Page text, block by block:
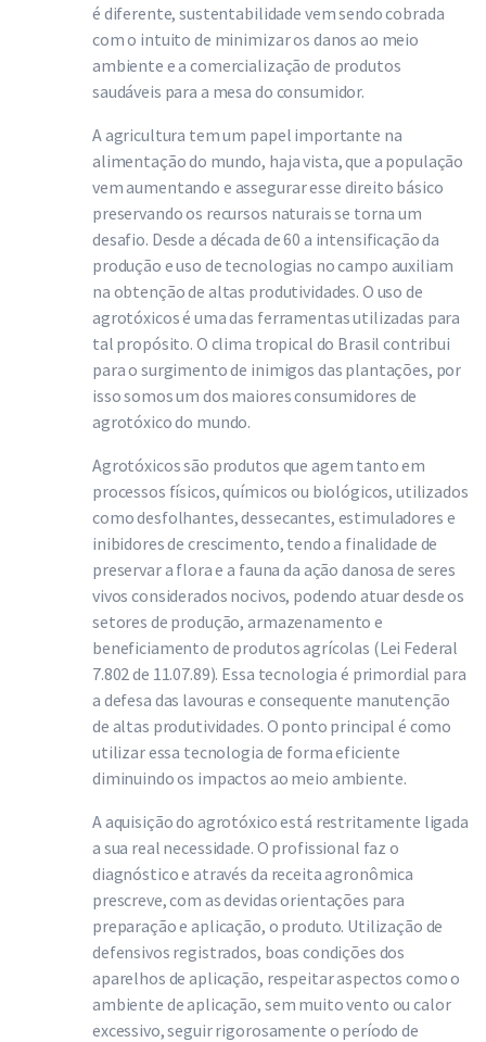
é diferente, sustentabilidade vem sendo cobrada
com o intuito de minimizar os danos ao meio
ambiente e a comercialização de produtos
saudáveis para a mesa do consumidor.
A agricultura tem um papel importante na
alimentação do mundo, haja vista, que a população
vem aumentando e assegurar esse direito básico
preservando os recursos naturais se torna um
desafio. Desde a década de 60 a intensificação da
produção e uso de tecnologias no campo auxiliam
na obtenção de altas produtividades. O uso de
agrotóxicos é uma das ferramentas utilizadas para
tal propósito. O clima tropical do Brasil contribui
para o surgimento de inimigos das plantações, por
isso somos um dos maiores consumidores de
agrotóxico do mundo.
Agrotóxicos são produtos que agem tanto em
processos físicos, químicos ou biológicos, utilizados
como desfolhantes, dessecantes, estimuladores e
inibidores de crescimento, tendo a finalidade de
preservar a flora e a fauna da ação danosa de seres
vivos considerados nocivos, podendo atuar desde os
setores de produção, armazenamento e
beneficiamento de produtos agrícolas (Lei Federal
7.802 de 11.07.89). Essa tecnologia é primordial para
a defesa das lavouras e consequente manutenção
de altas produtividades. O ponto principal é como
utilizar essa tecnologia de forma eficiente
diminuindo os impactos ao meio ambiente.
A aquisição do agrotóxico está restritamente ligada
a sua real necessidade. O profissional faz o
diagnóstico e através da receita agronômica
prescreve, com as devidas orientações para
preparação e aplicação, o produto. Utilização de
defensivos registrados, boas condições dos
aparelhos de aplicação, respeitar aspectos como o
ambiente de aplicação, sem muito vento ou calor
excessivo, seguir rigorosamente o período de